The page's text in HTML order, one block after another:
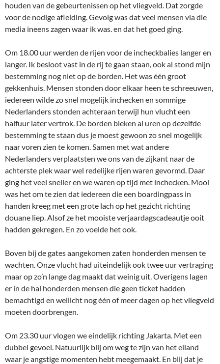
houden van de gebeurtenissen op het vliegveld. Dat zorgde
voor de nodige afleiding. Gevolg was dat veel mensen via die
media ineens zagen waar ik was. en dat het goed ging.
Om 18.00 uur werden de rijen voor de incheckbalies langer en
langer. Ik besloot vast in de rij te gaan staan, ook al stond mijn
bestemming nog niet op de borden. Het was één groot
gekkenhuis. Mensen stonden door elkaar heen te schreeuwen,
iedereen wilde zo snel mogelijk inchecken en sommige
Nederlanders stonden achteraan terwijl hun vlucht een
halfuur later vertrok. De borden bleken al uren op dezelfde
bestemming te staan dus je moest gewoon zo snel mogelijk
naar voren zien te komen. Samen met wat andere
Nederlanders verplaatsten we ons van de zijkant naar de
achterste plek waar wel redelijke rijen waren gevormd. Daar
ging het veel sneller en we waren op tijd met inchecken. Mooi
was het om te zien dat iedereen die een boardingpass in
handen kreeg met een grote lach op het gezicht richting
douane liep. Alsof ze het mooiste verjaardagscadeautje ooit
hadden gekregen. En zo voelde het ook.
Boven bij de gates aangekomen zaten honderden mensen te
wachten. Onze vlucht had uiteindelijk ook twee uur vertraging
maar op zo’n lange dag maakt dat weinig uit. Overigens lagen
er in de hal honderden mensen die geen ticket hadden
bemachtigd en wellicht nog één of meer dagen op het vliegveld
moeten doorbrengen.
Om 23.30 uur vlogen we eindelijk richting Jakarta. Met een
dubbel gevoel. Natuurlijk blij om weg te zijn van het eiland
waar je angstige momenten hebt meegemaakt. En blij dat je